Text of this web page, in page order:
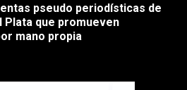
pseudo periodísticas de
Plata que promueven
mano propia